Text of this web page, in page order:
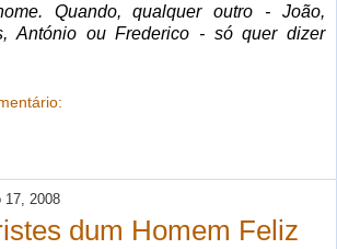
Quando, qualquer outro - João,
António ou Frederico - só quer dizer
17, 2008
dum Homem Feliz